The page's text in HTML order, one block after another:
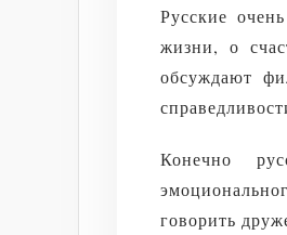
Русские
жизни, о
обсуждают
Конечно
говорить